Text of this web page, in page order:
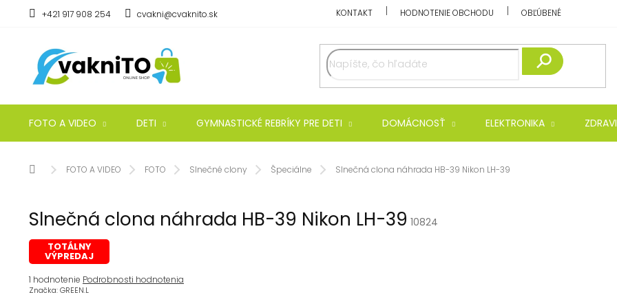
+421 917 908 254 cvakni@cvaknito.sk KONTAKT HODNOTENIE OBCHODU OBĽÚBENÉ
FOTO A VIDEO DETI GYMNASTICKÉ REBRÍKY PRE DETI DOMÁCNOSŤ ELEKTRONIKA
DomovFOTO A VIDEO FOTO Slnečné clony Špeciálne Slnečná clona náhrada HB-39 Nikon LH-39
Slnečná clona náhrada HB-39 Nikon LH-39 10824
TOTÁLNY
VÝPREDAJ
Priemerné
hodnotenie
1 hodnotenie Podrobnosti hodnotenia
Značka:GREEN.L